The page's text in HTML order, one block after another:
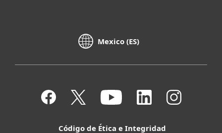
Mexico (ES)
Código de Ética e Integridad